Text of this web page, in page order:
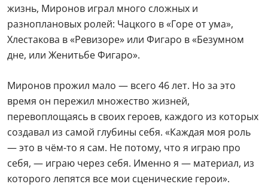
жизнь, Миронов играл много сложных и
разноплановых ролей: Чацкого в «Горе от ума»,
Хлестакова в «Ревизоре» или Фигаро в «Безумном
дне, или Женитьбе Фигаро».
Миронов прожил мало — всего 46 лет. Но за это
время он пережил множество жизней,
перевоплощаясь в своих героев, каждого из которых
создавал из самой глубины себя. «Каждая моя роль
— это в чём-то я сам. Не потому, что я играю про
себя, — играю через себя. Именно я — материал, из
которого лепятся все мои сценические герои».